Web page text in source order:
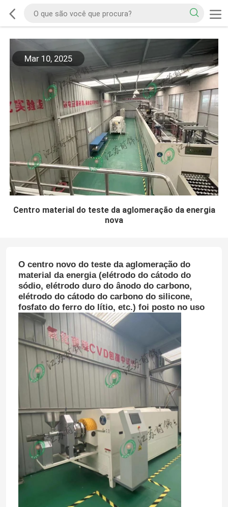
Mar 10, 2025
Centro material do teste da aglomeração da energia
nova
O centro novo do teste da aglomeração do
material da energia (elétrodo do cátodo do
sódio, elétrodo duro do ânodo do carbono,
elétrodo do cátodo do carbono do silicone,
fosfato do ferro do lítio, etc.) foi posto no uso